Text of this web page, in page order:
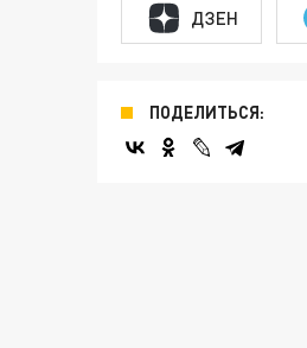
ДЗЕН
ПОДЕЛИТЬСЯ: